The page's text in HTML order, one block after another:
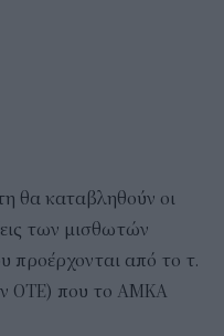
θα καταβληθούν οι
των μισθωτών
προέρχονται από το τ.
ΟΤΕ) που το ΑΜΚΑ